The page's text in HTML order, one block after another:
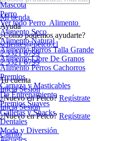
Mi tienda
Ayuda
¿Cómo podemos ayudarte?
sclientes@petco.cl
2 3321 6799
2 3321 6799
Tu cuenta
Inicia Sesión
¿Nuevo en Petco? Regístrate
Inicia Sesión
¿Nuevo en Petco? Regístrate
Carrito
Mascota
Perro
Ver todo Perro Alimento
Alimento Seco
Alimento Natural
Alimento Perros Talla Grande
Alimento Libre De Granos
Alimento Perros Cachorros
Premios
Carnaza y Masticables
De Entrenamiento
Premios Suaves
Galletas y Snacks
Dentales
Moda y Diversión
Juguetes